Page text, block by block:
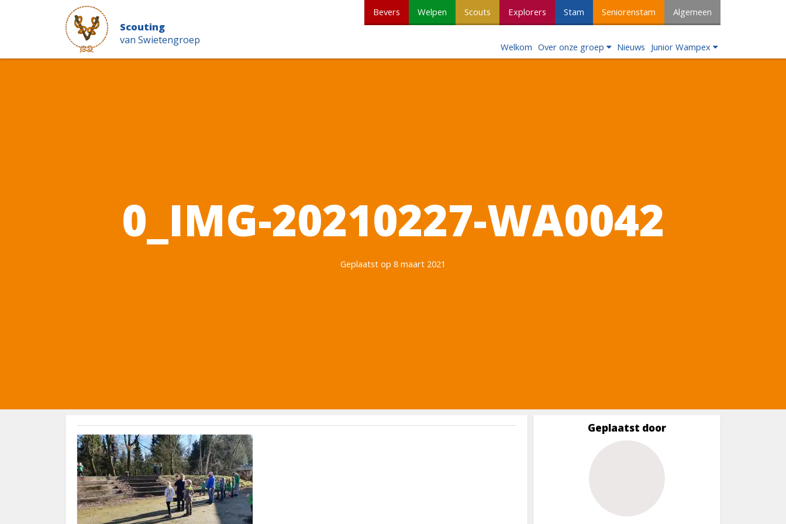
Scouting
van Swietengroep
Bevers Welpen Scouts Explorers Stam Seniorenstam Algemeen
Welkom Over onze groep Nieuws Junior Wampex
0_IMG-20210227-WA0042
Geplaatst op 8 maart 2021
Geplaatst door